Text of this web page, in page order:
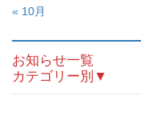
« 10月
お知らせ一覧
カテゴリー別▼